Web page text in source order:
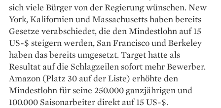
sich viele Bürger von der Regierung wünschen. New
York, Kalifornien und Massachusetts haben bereits
Gesetze verabschiedet, die den Mindestlohn auf 15
US-$ steigern werden, San Francisco und Berkeley
haben das bereits umgesetzt. Target hatte als
Resultat auf die Schlagzeilen sofort mehr Bewerber.
Amazon (Platz 30 auf der Liste) erhöhte den
Mindestlohn für seine 250.000 ganzjährigen und
100.000 Saisonarbeiter direkt auf 15 US-$.